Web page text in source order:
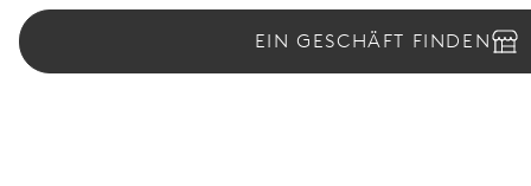
EIN GESCHÄFT FINDEN